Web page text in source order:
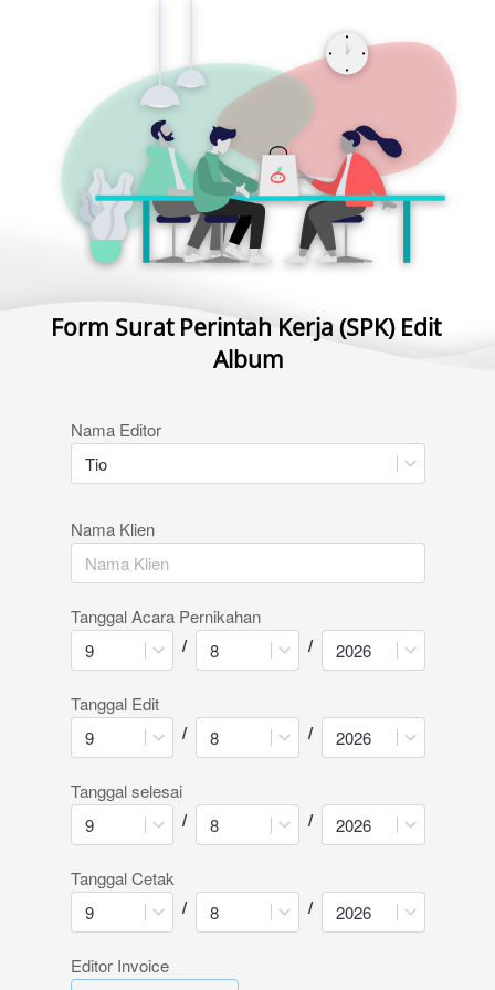
Form Surat Perintah Kerja (SPK) Edit
Album
Nama Editor
Tio
Nama Klien
Tanggal Acara Pernikahan
9
/ 8 / 2026
Tanggal Edit
9
/ 8 / 2026
Tanggal selesai
9
/ 8 / 2026
Tanggal Cetak
9
/ 8 / 2026
Editor Invoice